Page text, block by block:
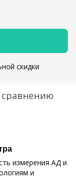
скидки
сравнению
измерения АД и
и